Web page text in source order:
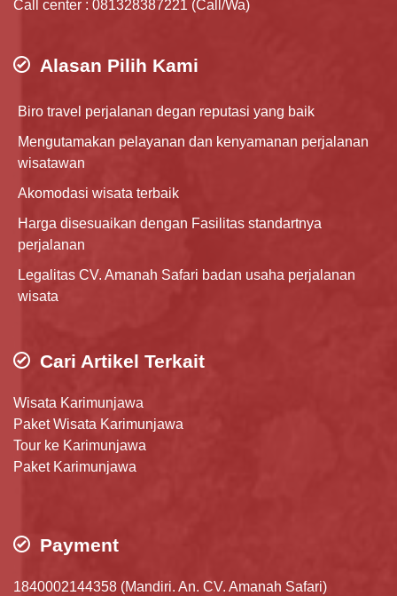
Call center : 081328387221 (Call/Wa)
Alasan Pilih Kami
Biro travel perjalanan degan reputasi yang baik
Mengutamakan pelayanan dan kenyamanan perjalanan
wisatawan
Akomodasi wisata terbaik
Harga disesuaikan dengan Fasilitas standartnya
perjalanan
Legalitas CV. Amanah Safari badan usaha perjalanan
wisata
Cari Artikel Terkait
Wisata Karimunjawa
Paket Wisata Karimunjawa
Tour ke Karimunjawa
Paket Karimunjawa
Payment
1840002144358 (Mandiri. An. CV. Amanah Safari)